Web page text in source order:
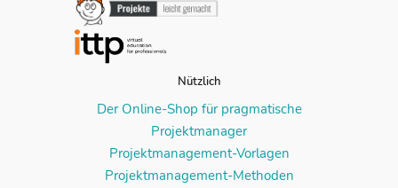
Nützlich
Der Online-Shop für pragmatische
Projektmanager
Projektmanagement-Vorlagen
Projektmanagement-Methoden